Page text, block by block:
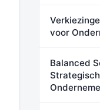
voor
Balanced